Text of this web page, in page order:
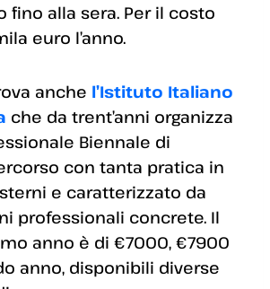
fino alla sera. Per il costo
euro l’anno.
anche l’Istituto Italiano
che da trent’anni organizza
Biennale di
con tanta pratica in
e caratterizzato da
professionali concrete. Il
anno è di €7000, €7900
anno, disponibili diverse